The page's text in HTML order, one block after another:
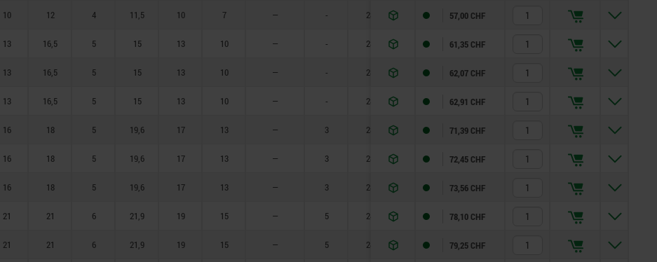
10 12 4 11,5 10 7 — - 28 57,00 CHF
13 16,5 5 15 13 10 — - 28 61,35 CHF
13 16,5 5 15 13 10 — - 28 62,07 CHF
13 16,5 5 15 13 10 — - 28 62,91 CHF
16 18 5 19,6 17 13 — 3 28 71,39 CHF
16 18 5 19,6 17 13 — 3 28 72,45 CHF
16 18 5 19,6 17 13 — 3 28 73,56 CHF
21 21 6 21,9 19 15 — 5 24 78,10 CHF
21 21 6 21,9 19 15 — 5 24 79,25 CHF